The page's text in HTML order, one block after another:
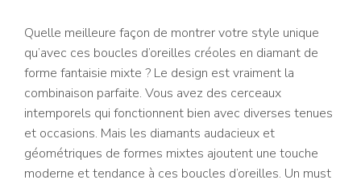
Quelle meilleure façon de montrer votre style unique
qu’avec ces boucles d’oreilles créoles en diamant de
forme fantaisie mixte ? Le design est vraiment la
combinaison parfaite. Vous avez des cerceaux
intemporels qui fonctionnent bien avec diverses tenues
et occasions. Mais les diamants audacieux et
géométriques de formes mixtes ajoutent une touche
moderne et tendance à ces boucles d’oreilles. Un must